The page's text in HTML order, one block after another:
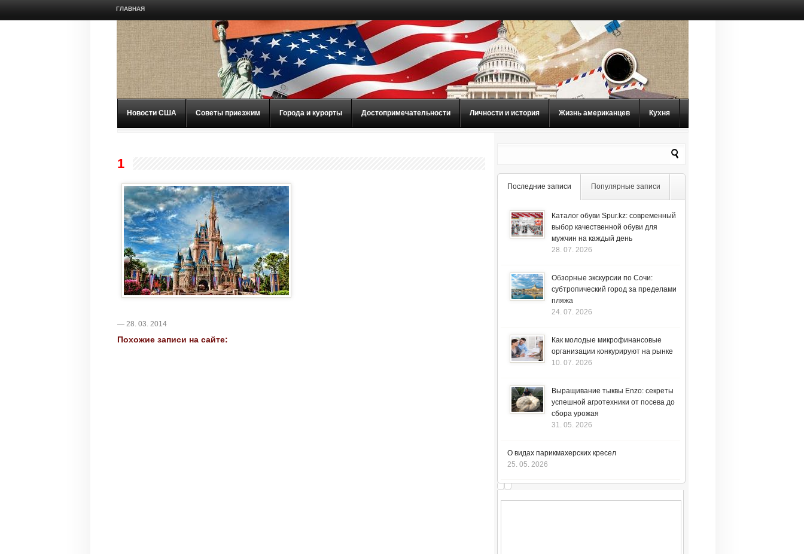
ГЛАВНАЯ
Новости США Советы приезжим Города и курорты Достопримечательности Личности и история Жизнь американцев Кухня
1
— 28. 03. 2014
Похожие записи на сайте:
Последние записи Популярные записи
Каталог обуви Spur.kz: современный
выбор качественной обуви для
мужчин на каждый день
28. 07. 2026
Обзорные экскурсии по Сочи:
субтропический город за пределами
пляжа
24. 07. 2026
Как молодые микрофинансовые
организации конкурируют на рынке
10. 07. 2026
Выращивание тыквы Enzo: секреты
успешной агротехники от посева до
сбора урожая
31. 05. 2026
О видах парикмахерских кресел
25. 05. 2026